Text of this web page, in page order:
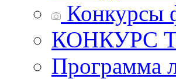
Конкурсы
КОНКУРС
Программа